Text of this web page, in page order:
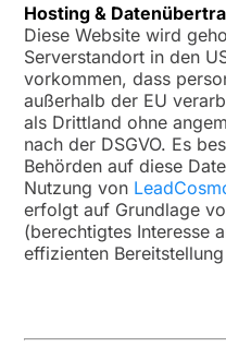
Hosting &
Diese Website wird
Serverstandort in den
vorkommen, dass
außerhalb der EU
als Drittland ohne
nach der DSGVO. Es
Behörden auf diese
Nutzung von
erfolgt auf Grundlage
(berechtigtes Interesse
effizienten